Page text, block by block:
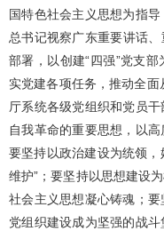
国特色社会主义思想为指
总书记视察广东重要讲话
部署，以创建“四强”党支
实党建各项任务，推动全
厅系统各级党组织和党员
自我革命的重要思想，以
要坚持以政治建设为统领，
维护”；要坚持以思想建设
社会主义思想凝心铸魂；
党组织建设成为坚强的战